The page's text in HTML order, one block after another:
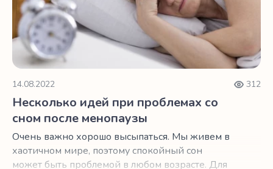
14.08.2022 312
Несколько идей при проблемах со
сном после менопаузы
Очень важно хорошо высыпаться. Мы живем в
хаотичном мире, поэтому спокойный сон
может быть проблемой в любом возрасте. Для